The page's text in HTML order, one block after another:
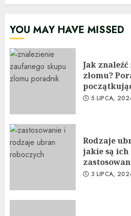
YOU MAY HAVE MISSED
Jak
złomu?
5 LIPCA,
Rodzaje
jakie są ich
3 LIPCA,